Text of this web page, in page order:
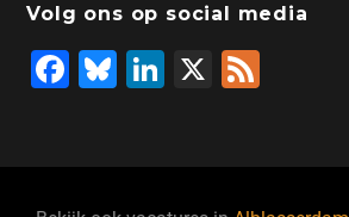
Volg ons op social media
F
Bl
Li X